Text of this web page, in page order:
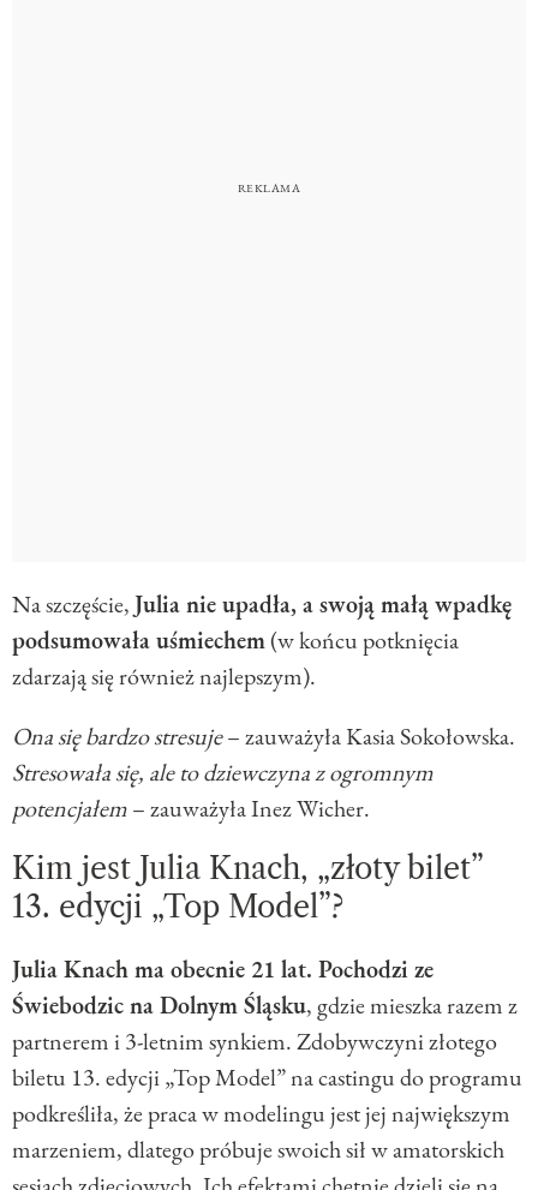
Na szczęście,Julia nie upadła, a swoją małą wpadkę
podsumowała uśmiechem(w końcu potknięcia
zdarzają się również najlepszym).
Ona się bardzo stresuje– zauważyła Kasia Sokołowska.
Stresowała się, ale to dziewczyna z ogromnym
potencjałem– zauważyła Inez Wicher.
Kim jest Julia Knach, „złoty bilet”
13. edycji „Top Model”?
Julia Knach ma obecnie 21 lat. Pochodzi ze
Świebodzic na Dolnym Śląsku, gdzie mieszka razem z
partnerem i 3-letnim synkiem. Zdobywczyni złotego
biletu 13. edycji „Top Model” na castingu do programu
podkreśliła, że praca w modelingu jest jej największym
marzeniem, dlatego próbuje swoich sił w amatorskich